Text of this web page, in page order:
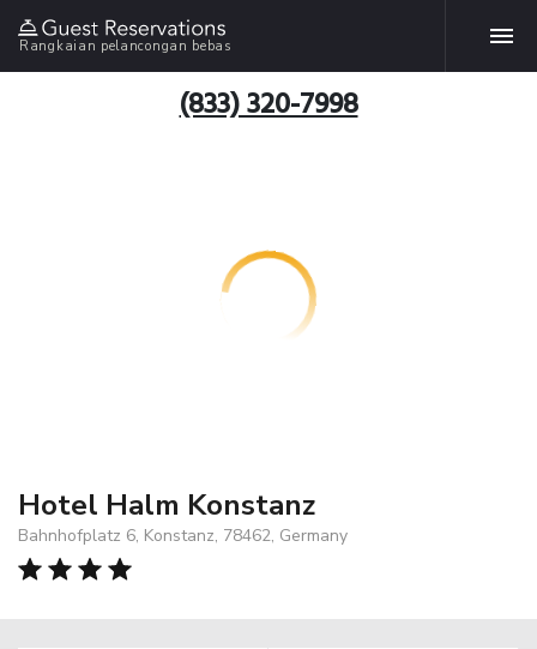
Rangkaian pelancongan bebas
(833) 320-7998
Hotel Halm Konstanz
Bahnhofplatz 6, Konstanz, 78462, Germany